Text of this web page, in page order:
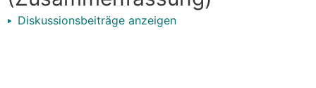
Diskussionsbeiträge anzeigen